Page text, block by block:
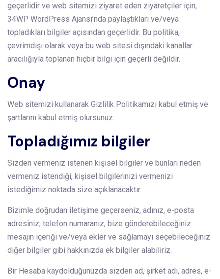
geçerlidir ve web sitemizi ziyaret eden ziyaretçiler için,
34WP WordPress Ajansı’nda paylaştıkları ve/veya
topladıkları bilgiler açısından geçerlidir. Bu politika,
çevrimdışı olarak veya bu web sitesi dışındaki kanallar
aracılığıyla toplanan hiçbir bilgi için geçerli değildir.
Onay
Web sitemizi kullanarak Gizlilik Politikamızı kabul etmiş ve
şartlarını kabul etmiş olursunuz.
Topladığımız bilgiler
Sizden vermeniz istenen kişisel bilgiler ve bunları neden
vermeniz istendiği, kişisel bilgilerinizi vermenizi
istediğimiz noktada size açıklanacaktır.
Bizimle doğrudan iletişime geçerseniz, adınız, e-posta
adresiniz, telefon numaranız, bize gönderebileceğiniz
mesajın içeriği ve/veya ekler ve sağlamayı seçebileceğiniz
diğer bilgiler gibi hakkınızda ek bilgiler alabiliriz.
Bir Hesaba kaydolduğunuzda sizden ad, şirket adı, adres, e-